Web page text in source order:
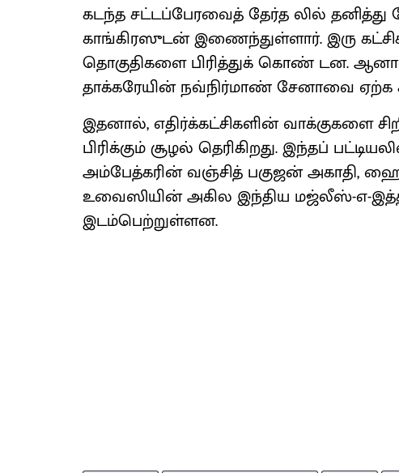
கடந்த சட்டப்பேரவைத் தேர்த லில் தனித்து
காங்கிரஸுடன் இணைந்துள்ளார். இரு
தொகுதிகளை பிரித்துக் கொண் டன.
தாக்கரேயின் நவ்நிர்மாண் சேனாவை ஏற்க
இதனால், எதிர்க்கட்சிகளின் வாக்குகளை
பிரிக்கும் சூழல் தெரிகிறது. இந்தப்
அம்பேத்கரின் வஞ்சித் பகுஜன் அகாதி,
உவைஸியின் அகில இந்திய மஜ்லீஸ்-எ-
இடம்பெற்றுள்ளன.